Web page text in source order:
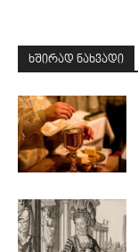
ᲮᲨᲘᲠᲐᲓ ᲜᲐᲮᲕᲐᲓᲘ